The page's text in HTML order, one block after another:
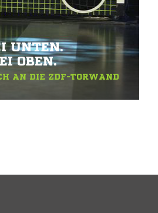
UNTEN.
OBEN.
AN DIE ZDF-TORWAND